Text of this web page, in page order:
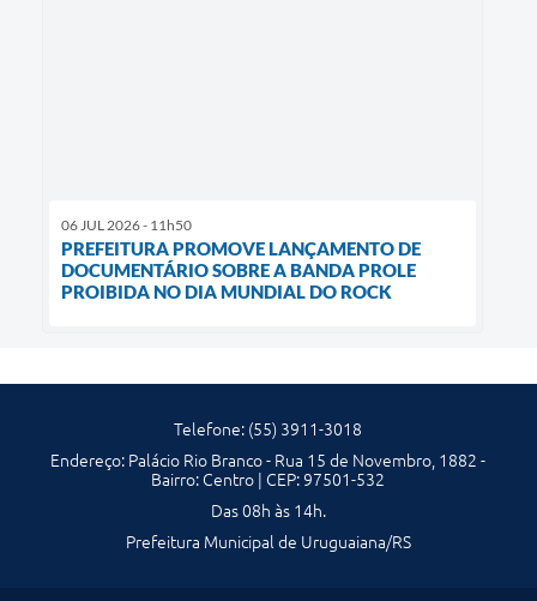
06 JUL 2026 - 11h50
PREFEITURA PROMOVE LANÇAMENTO DE
DOCUMENTÁRIO SOBRE A BANDA PROLE
PROIBIDA NO DIA MUNDIAL DO ROCK
Telefone: (55) 3911-3018
Endereço: Palácio Rio Branco - Rua 15 de Novembro, 1882 -
Bairro: Centro | CEP: 97501-532
Das 08h às 14h.
Prefeitura Municipal de Uruguaiana/RS